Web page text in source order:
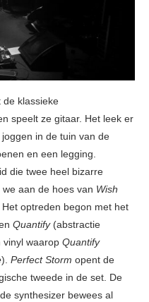
de klassieke
speelt ze gitaar. Het leek er
in de tuin van de
en een legging.
die twee heel bizarre
aan de hoes van Wish
Het optreden begon met het
Quantify(abstractie
vinyl waarop Quantify
). Perfect Storm opent de
tweede in de set. De
synthesizer bewees al